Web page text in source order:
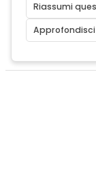
Riassumi